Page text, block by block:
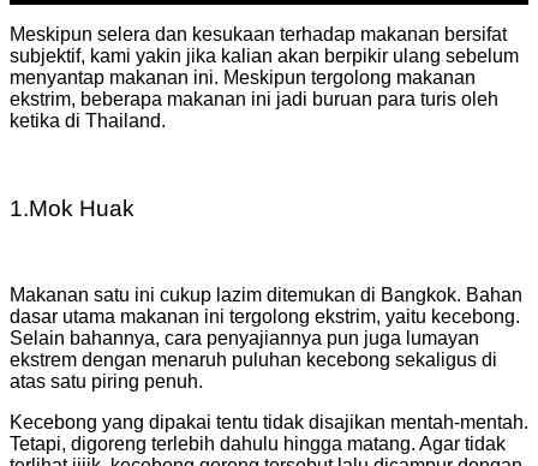
Meskipun selera dan kesukaan terhadap makanan bersifat
subjektif, kami yakin jika kalian akan berpikir ulang sebelum
menyantap makanan ini. Meskipun tergolong makanan
ekstrim, beberapa makanan ini jadi buruan para turis oleh
ketika di Thailand.
1.Mok Huak
Makanan satu ini cukup lazim ditemukan di Bangkok. Bahan
dasar utama makanan ini tergolong ekstrim, yaitu kecebong.
Selain bahannya, cara penyajiannya pun juga lumayan
ekstrem dengan menaruh puluhan kecebong sekaligus di
atas satu piring penuh.
Kecebong yang dipakai tentu tidak disajikan mentah-mentah.
Tetapi, digoreng terlebih dahulu hingga matang. Agar tidak